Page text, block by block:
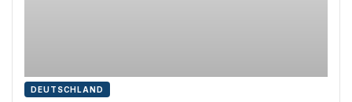
DEUTSCHLAND